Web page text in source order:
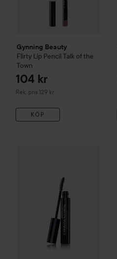
Gynning Beauty
Flirty Lip Pencil Talk of the
Town
104 kr
Rek. pris 129 kr
Rekommenderat pris 129 kr
KÖP